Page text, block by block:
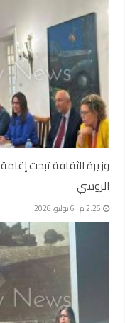
وزيرة الثقافة تبحث
الروسي
2:25 م | 6 يوليو، 2026